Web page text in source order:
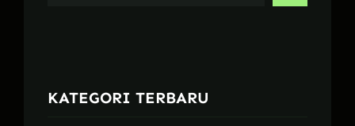
h
KATEGORI TERBARU